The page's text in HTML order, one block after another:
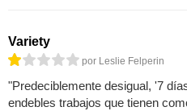
Variety
por Leslie Felperin
"Predeciblemente desigual, '7
endebles trabajos que tienen